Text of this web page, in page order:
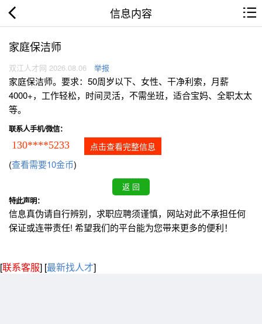
信息内容
家庭保洁师
双江人才网 2026.08.06 举报
家庭保洁师。要求：50周岁以下、女性、干净利索，月薪
4000+，工作轻松，时间灵活，不需坐班，适合宝妈、全职太太
等。
联系人手机/微信：
130****5233 点击查看完整信息
(查看需要10金币)
特此声明：
信息真伪请自行辨别，求职应聘须谨慎，网站对此不承担任何
保证或连带责任! 希望我们的平台能为您带来更多的便利！
[联系客服] [最新找人才]